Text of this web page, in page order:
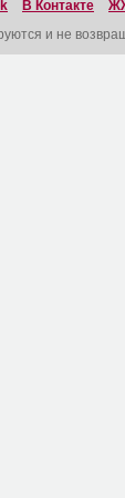
В Контакте
и не